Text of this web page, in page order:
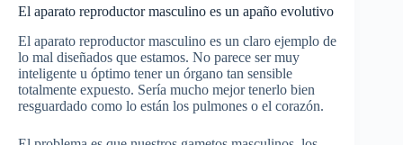
El aparato reproductor masculino es un apaño evolutivo
El aparato reproductor masculino es un claro ejemplo de
lo mal diseñados que estamos. No parece ser muy
inteligente u óptimo tener un órgano tan sensible
totalmente expuesto. Sería mucho mejor tenerlo bien
resguardado como lo están los pulmones o el corazón.